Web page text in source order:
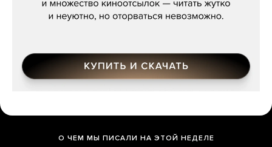
О ЧЕМ МЫ ПИСАЛИ НА ЭТОЙ НЕДЕЛЕ